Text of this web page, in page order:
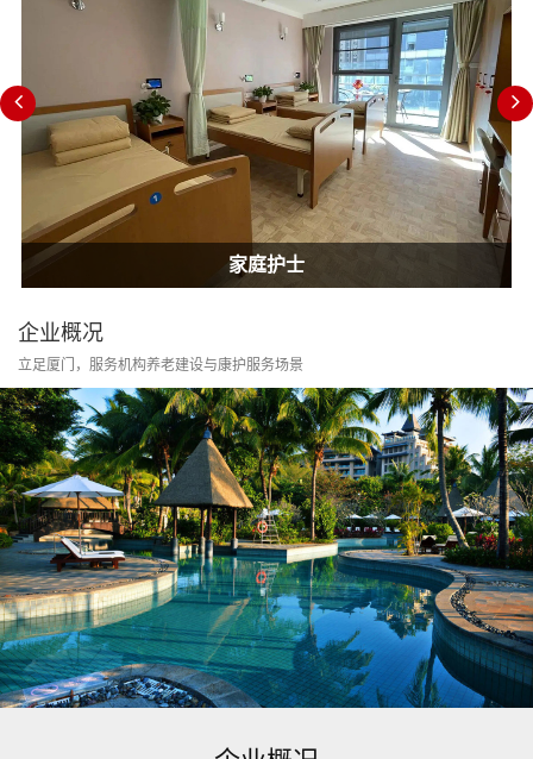
居家康护
家庭护士
居家康护
家庭护士
企业概况
立足厦门，服务机构养老建设与康护服务场景